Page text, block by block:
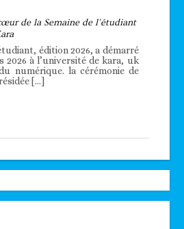
de la Semaine de l’étudiant
édition 2026, a démarré
2026 à l’université de kara, uk
numérique. la cérémonie de
[…]